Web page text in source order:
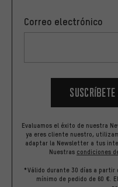
Correo electrónico
Evaluamos el éxito de nuestra
ya eres cliente nuestro,
adaptar la Newsletter a tus
Nuestras condiciones
*Válido durante 30 días a partir
mínimo de pedido de 60 €.